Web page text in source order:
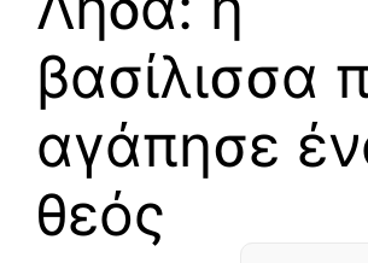
βασίλισσα
αγάπησε
θεός